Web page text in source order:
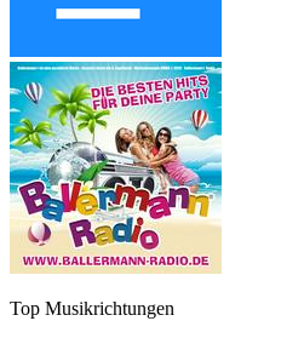
Top Musikrichtungen